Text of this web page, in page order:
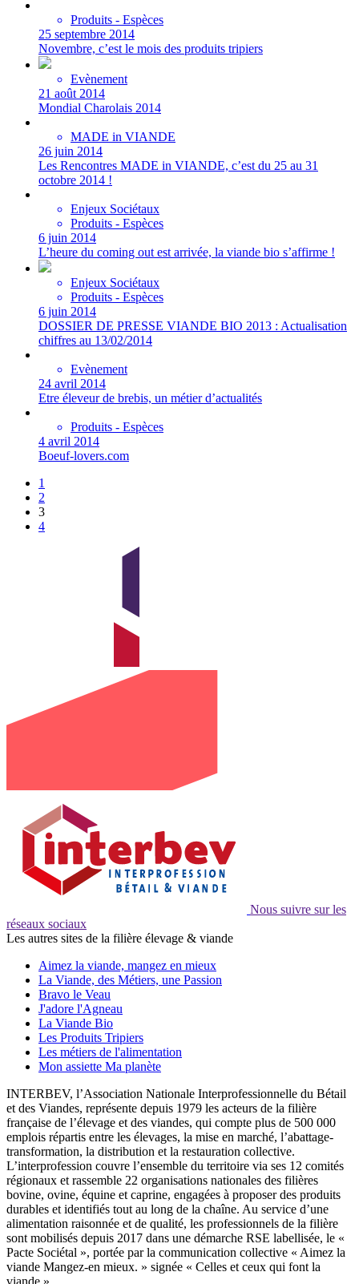
Produits - Espèces
25 septembre 2014
Novembre, c’est le mois des produits tripiers
Evènement
21 août 2014
Mondial Charolais 2014
MADE in VIANDE
26 juin 2014
Les Rencontres MADE in VIANDE, c’est du 25 au 31
octobre 2014 !
Enjeux Sociétaux
Produits - Espèces
6 juin 2014
L’heure du coming out est arrivée, la viande bio s’affirme !
Enjeux Sociétaux
Produits - Espèces
6 juin 2014
DOSSIER DE PRESSE VIANDE BIO 2013 : Actualisation
chiffres au 13/02/2014
Evènement
24 avril 2014
Etre éleveur de brebis, un métier d’actualités
Produits - Espèces
4 avril 2014
Boeuf-lovers.com
1
2
3
4
Nous suivre sur les
réseaux sociaux
Les autres sites de la filière élevage & viande
Aimez la viande, mangez en mieux
La Viande, des Métiers, une Passion
Bravo le Veau
J'adore l'Agneau
La Viande Bio
Les Produits Tripiers
Les métiers de l'alimentation
Mon assiette Ma planète
INTERBEV, l’Association Nationale Interprofessionnelle du Bétail
et des Viandes, représente depuis 1979 les acteurs de la filière
française de l’élevage et des viandes, qui compte plus de 500 000
emplois répartis entre les élevages, la mise en marché, l’abattage-
transformation, la distribution et la restauration collective.
L’interprofession couvre l’ensemble du territoire via ses 12 comités
régionaux et rassemble 22 organisations nationales des filières
bovine, ovine, équine et caprine, engagées à proposer des produits
durables et identifiés tout au long de la chaîne. Au service d’une
alimentation raisonnée et de qualité, les professionnels de la filière
sont mobilisés depuis 2017 dans une démarche RSE labellisée, le «
Pacte Sociétal », portée par la communication collective « Aimez la
viande Mangez-en mieux. » signée « Celles et ceux qui font la
viande ».